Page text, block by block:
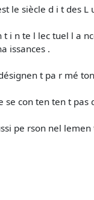
le siècle d i t des L
t i n te l lec tuel l a
issances .
t pa r mé
se con ten ten t pas
pe rson nel